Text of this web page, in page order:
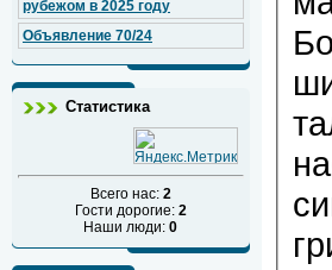
рубежом в 2025 году
Объявление 70/24
Статистика
Всего нас: 2
Гости дорогие: 2
Наши люди:0